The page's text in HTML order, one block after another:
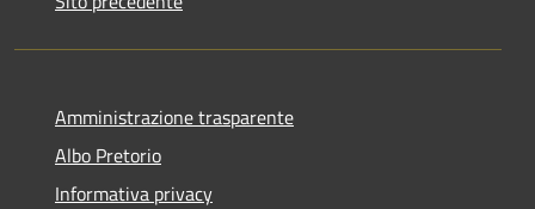
Amministrazione trasparente
Albo Pretorio
Informativa privacy